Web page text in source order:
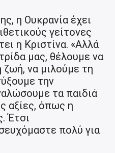
η Ουκρανία έχει
γείτονες
η Κριστίνα. «Αλλά
μας, θέλουμε να
να μιλούμε τη
την
τα παιδιά
αξίες, όπως η
Έτσι
πολύ για